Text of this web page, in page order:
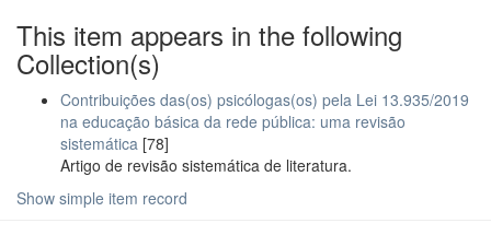
This item appears in the following
Collection(s)
Contribuições das(os) psicólogas(os) pela Lei 13.935/2019
na educação básica da rede pública: uma revisão
sistemática [78]
Artigo de revisão sistemática de literatura.
Show simple item record